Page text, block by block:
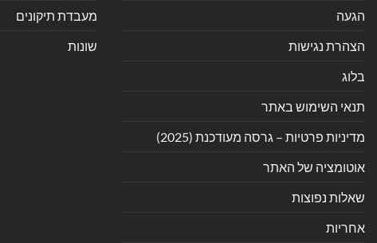
הגעה
הצהרת נגישות
בלוג
תנאי השימוש באתר
מדיניות פרטיות – גרסה מעודכנת (2025)
אוטומציה של האתר
שאלות נפוצות
אחריות
מעבדת תיקונים
שונות